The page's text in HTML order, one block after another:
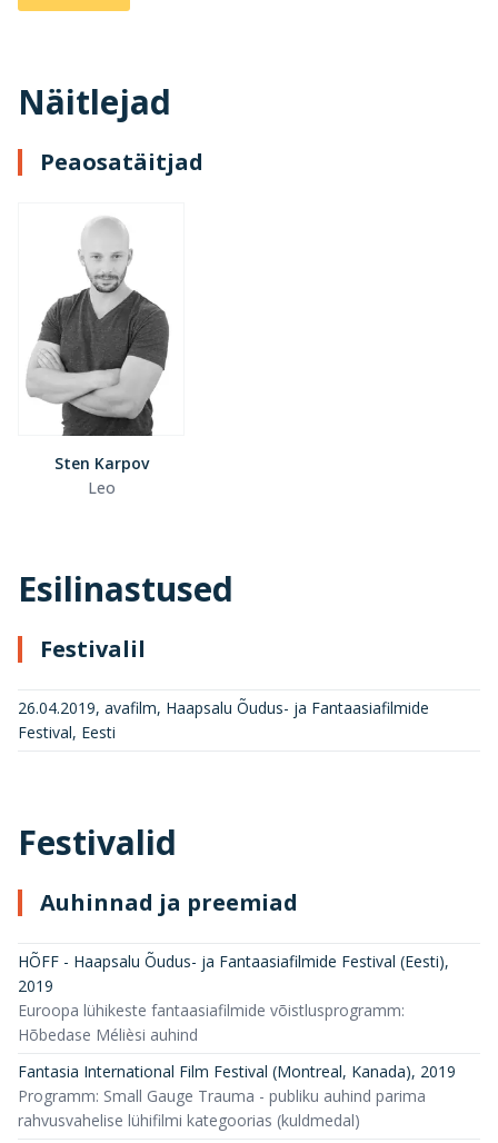
Näitlejad
Peaosatäitjad
Sten Karpov
Leo
Esilinastused
Festivalil
26.04.2019, avafilm, Haapsalu Õudus- ja Fantaasiafilmide
Festival, Eesti
Festivalid
Auhinnad ja preemiad
HÕFF - Haapsalu Õudus- ja Fantaasiafilmide Festival (Eesti),
2019
Euroopa lühikeste fantaasiafilmide võistlusprogramm:
Hõbedase Mélièsi auhind
Fantasia International Film Festival (Montreal, Kanada), 2019
Programm: Small Gauge Trauma - publiku auhind parima
rahvusvahelise lühifilmi kategoorias (kuldmedal)